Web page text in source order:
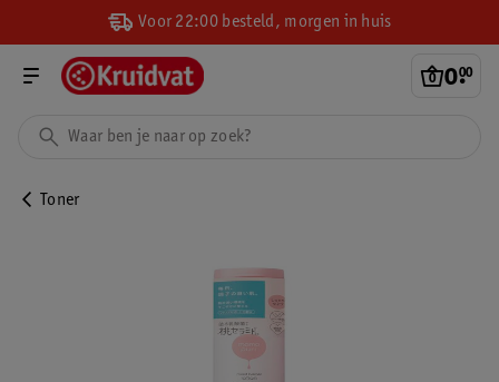
Voor 22:00 besteld, morgen in huis
0.
00
Toner